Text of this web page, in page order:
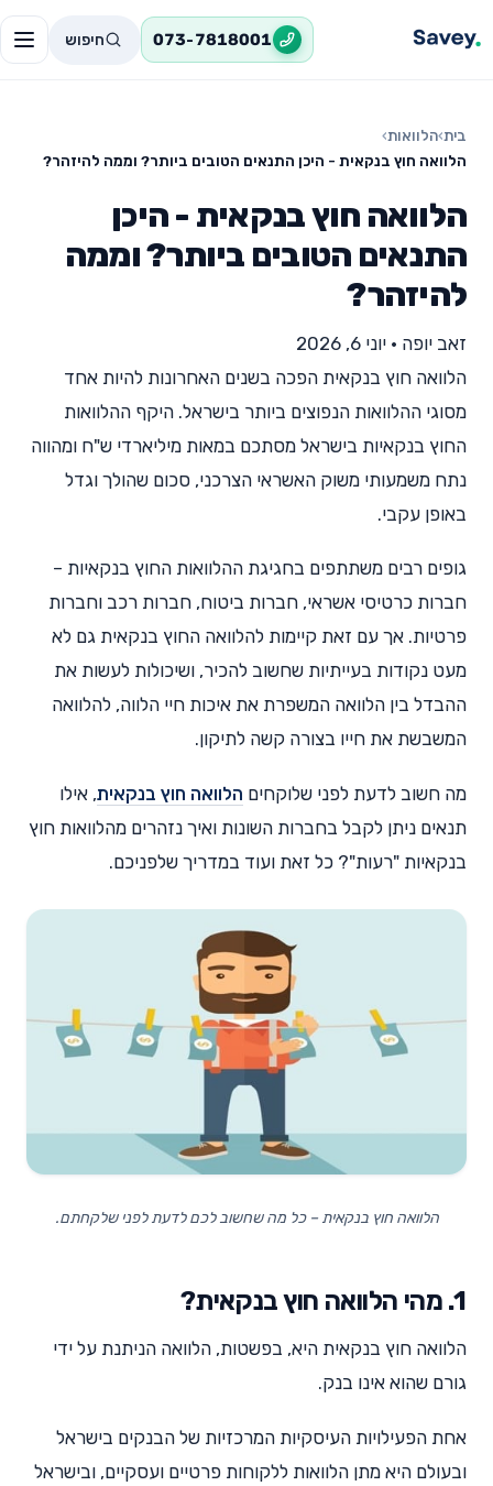
073-7818001 חיפוש
בית›הלוואות›
הלוואה חוץ בנקאית - היכן התנאים הטובים ביותר? וממה להיזהר?
הלוואה חוץ בנקאית - היכן
התנאים הטובים ביותר? וממה
להיזהר?
זאב יופה • יוני 6, 2026
הלוואה חוץ בנקאית הפכה בשנים האחרונות להיות אחד
מסוגי ההלוואות הנפוצים ביותר בישראל. היקף ההלוואות
החוץ בנקאיות בישראל מסתכם במאות מיליארדי ש"ח ומהווה
נתח משמעותי משוק האשראי הצרכני, סכום שהולך וגדל
באופן עקבי.
גופים רבים משתתפים בחגיגת ההלוואות החוץ בנקאיות –
חברות כרטיסי אשראי, חברות ביטוח, חברות רכב וחברות
פרטיות. אך עם זאת קיימות להלוואה החוץ בנקאית גם לא
מעט נקודות בעייתיות שחשוב להכיר, ושיכולות לעשות את
ההבדל בין הלוואה המשפרת את איכות חיי הלווה, להלוואה
המשבשת את חייו בצורה קשה לתיקון.
מה חשוב לדעת לפני שלוקחים הלוואה חוץ בנקאית, אילו
תנאים ניתן לקבל בחברות השונות ואיך נזהרים מהלוואות חוץ
בנקאיות "רעות"? כל זאת ועוד במדריך שלפניכם.
הלוואה חוץ בנקאית – כל מה שחשוב לכם לדעת לפני שלקחתם.
1. מהי הלוואה חוץ בנקאית?
הלוואה חוץ בנקאית היא, בפשטות, הלוואה הניתנת על ידי
גורם שהוא אינו בנק.
אחת הפעילויות העיסקיות המרכזיות של הבנקים בישראל
ובעולם היא מתן הלוואות ללקוחות פרטיים ועסקיים, ובישראל